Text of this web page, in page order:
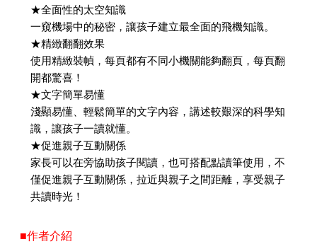
★全面性的太空知識
一窺機場中的秘密，讓孩子建立最全面的飛機知識。
★精緻翻翻效果
使用精緻裝幀，每頁都有不同小機關能夠翻頁，每頁翻
開都驚喜！
★文字簡單易懂
淺顯易懂、輕鬆簡單的文字內容，講述較艱深的科學知
識，讓孩子一讀就懂。
★促進親子互動關係
家長可以在旁協助孩子閱讀，也可搭配點讀筆使用，不
僅促進親子互動關係，拉近與親子之間距離，享受親子
共讀時光！
■作者介紹